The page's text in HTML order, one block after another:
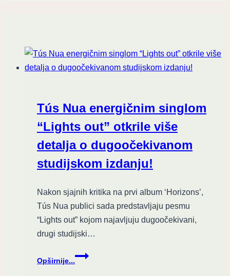
Tús Nua energičnim singlom
“Lights out” otkrile više
detalja o dugoočekivanom
studijskom izdanju!
Nakon sjajnih kritika na prvi album ‘Horizons’,
Tús Nua publici sada predstavljaju pesmu
“Lights out” kojom najavljuju dugoočekivani,
drugi studijski…
Opširnije...
Tús
Nua